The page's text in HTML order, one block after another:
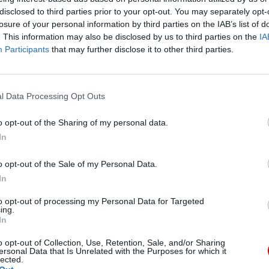
to third parties prior to your opt-out. You may separately
of your personal information by third parties on the IAB’s list of
This information may also be disclosed by us to third parties on the
Participants that may further disclose it to other third parties.
Data Processing Opt Outs
opt-out of the Sharing of my personal data.
opt-out of the Sale of my Personal Data.
opt-out of processing my Personal Data for Targeted
opt-out of Collection, Use, Retention, Sale, and/or Sharing
Data that Is Unrelated with the Purposes for which it
dlatego, że daje równocześnie łaskę do ich
robić takie rzeczy, które są niemożliwe – mówił
naszego życia osobistego, społecznego,
niż jest – zauważył kardynał. Przypomniał, że
uroczystość, to powiedzieli, że chcą budować
uwagę, że w naszym kraju bardzo dużo mówi
agresji. – Każdy o tym mówi. Potrzebne są
inicjatywę i z radością się z wami modlę o
tym kluczu budowania jedności całego
pozostałych – zakończył.